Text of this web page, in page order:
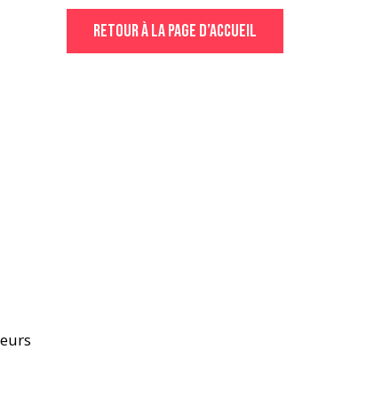
Retour à la page d’accueil